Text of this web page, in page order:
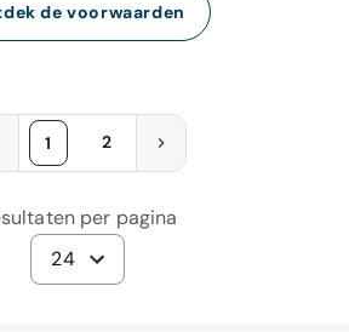
de voorwaarden
1 2
per pagina
24